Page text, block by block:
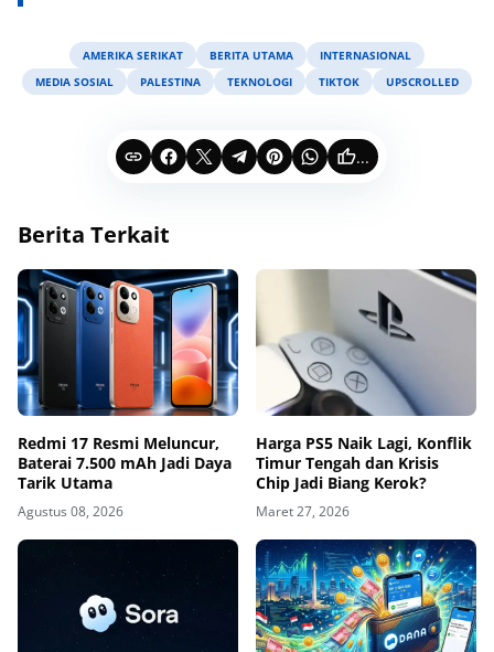
AMERIKA SERIKAT BERITA UTAMA
INTERNASIONAL
MEDIA SOSIAL
PALESTINA TEKNOLOGI TIKTOK UPSCROLLED
...
Berita Terkait
Redmi 17 Resmi Meluncur,
Baterai 7.500 mAh Jadi Daya
Tarik Utama
Agustus 08, 2026
Harga PS5 Naik Lagi, Konflik
Timur Tengah dan Krisis
Chip Jadi Biang Kerok?
Maret 27, 2026